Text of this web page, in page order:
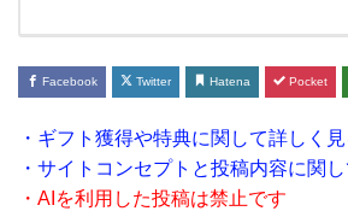
気に
入ら
れ
る
お
Facebook Twitter Hatena Pocket
・ギフト獲得や特典に関して詳しく見
・サイトコンセプトと投稿内容に関し
・AIを利用した投稿は禁止です